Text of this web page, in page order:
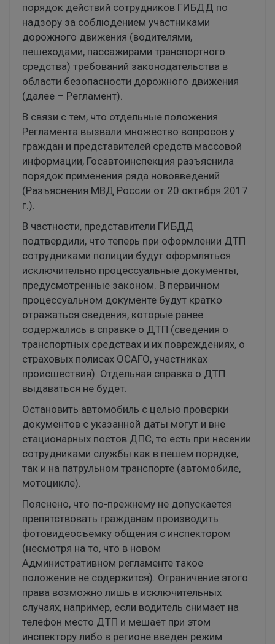
порядок действий сотрудников ГИБДД по
надзору за соблюдением участниками
дорожного движения (водителями,
пешеходами, пассажирами транспортного
средства) требований законодательства в
области безопасности дорожного движения
(далее – Регламент).
В связи с тем, что отдельные положения
Регламента вызвали множество вопросов у
граждан и представителей средств массовой
информации, Госавтоинспекция разъяснила
порядок применения ряда нововведений
(Разъяснения МВД России от 20 октября 2017
г.).
В частности, представители ГИБДД
подтвердили, что теперь при оформлении ДТП
сотрудниками полиции будут оформляться
исключительно процессуальные документы,
предусмотренные законом. В первичном
процессуальном документе будут кратко
отражаться сведения, которые ранее
содержались в справке о ДТП (сведения о
транспортных средствах и их повреждениях, о
страховых полисах ОСАГО, участниках
происшествия). Отдельная справка о ДТП
выдаваться не будет.
Остановить автомобиль с целью проверки
документов с указанной даты могут и вне
стационарных постов ДПС, то есть при несении
сотрудниками службы как в пешем порядке,
так и на патрульном транспорте (автомобиле,
мотоцикле).
Пояснено, что по-прежнему не допускается
препятствовать гражданам производить
фотовидеосъемку общения с инспектором
(несмотря на то, что в новом
Административном регламенте такое
положение не содержится). Ограничение этого
права возможно лишь в исключительных
случаях, например, если водитель снимает на
телефон место ДТП и мешает при этом
инспектору либо в регионе введен режим